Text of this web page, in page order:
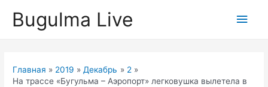
Bugulma Live
Главная 2019 Декабрь
2
На трассе «Бугульма – Аэропорт» легковушка вылетела в